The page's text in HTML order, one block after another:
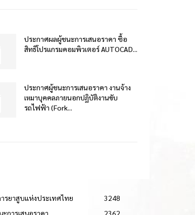
ประกาศผลผู้ชนะการเสนอราคา ซื้อ
สิทธิโปรแกรมคอมพิวเตอร์ AUTOCAD...
ประกาศผู้ชนะการเสนอราคา งานจ้าง
เหมาบุคคลภายนอกปฏิบัติงานขับ
รถไฟฟ้า (Fork...
รยาสูบแห่งประเทศไทย
3248
การเสนอราคา
2362